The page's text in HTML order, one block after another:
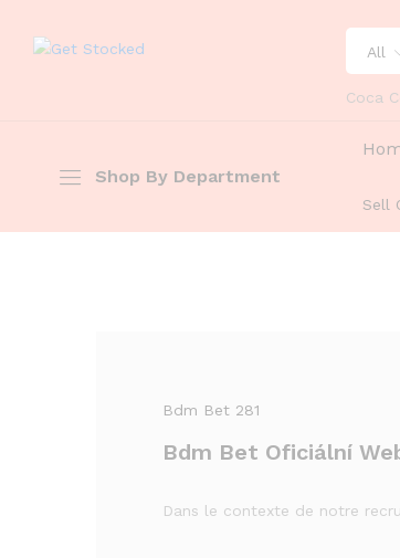
All
Coca
Shop By Department
Sell
Bdm Bet 281
Bdm Bet Oficiální
Dans le contexte de notre